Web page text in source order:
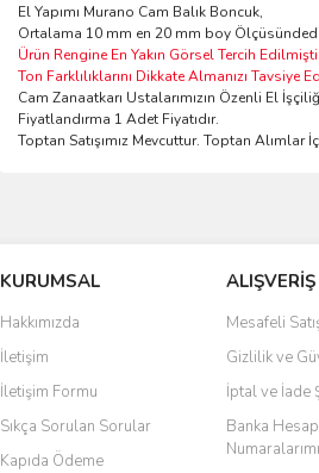
El Yapımı Murano Cam Balık Boncuk,
Ortalama 10 mm en 20 mm boy
Ürün Rengine En Yakın Görsel Tercih
Ton Farklılıklarını Dikkate Almanızı Tavsiye
Cam Zanaatkarı Ustalarımızın Özenli El
Fiyatlandırma 1 Adet Fiyatıdır.
Toptan Satışımız Mevcuttur. Toptan
Ürün resmi kalitesiz, bozuk veya
Ürün açıklamasında eksik bilgiler
Ürün bilgilerinde hatalar bulunuyor.
Ürün fiyatı diğer sitelerden daha
Bu ürüne benzer farklı alternatifler
KURUMSAL
Hakkımızda
İletişim
İletişim Formu
Sıkça Sorulan Sorular
Kapıda Ödeme
ALIŞVERİŞ
Mesafeli
Gizlilik ve
İptal ve İade
Banka Hesap